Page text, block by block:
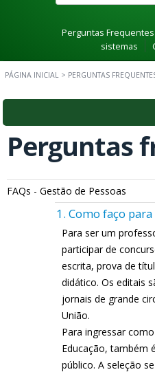
Perguntas Frequentes
sistemas
PÁGINA INICIAL > PERGUNTAS
Perguntas
FAQs - Gestão de Pessoas
1. Como faço
Para ser um
participar de
escrita, prova de
didático. Os editais
jornais de grande
União.
Para ingressar
Educação, também
público. A seleção